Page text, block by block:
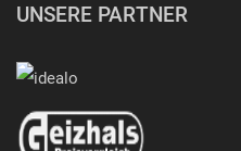
UNSERE PARTNER